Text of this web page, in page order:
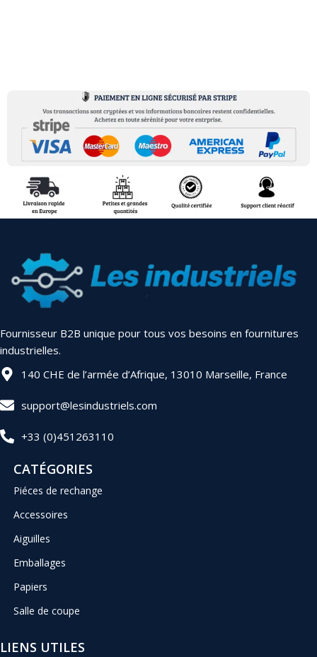
Fournisseur B2B unique pour tous vos besoins en fournitures
industrielles.
140 CHE de l’armée d’Afrique, 13010 Marseille, France
support@lesindustriels.com
+33 (0)451263110
CATÉGORIES
Piéces de rechange
Accessoires
Aiguilles
Emballages
Papiers
Salle de coupe
LIENS UTILES